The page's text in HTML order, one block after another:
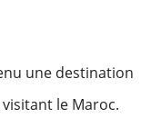
une destination
le Maroc.